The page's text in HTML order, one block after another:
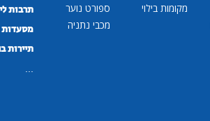
מקומות בילוי
ספורט נוער
מכבי נתניה
תרבות
מסעדות
תיירות